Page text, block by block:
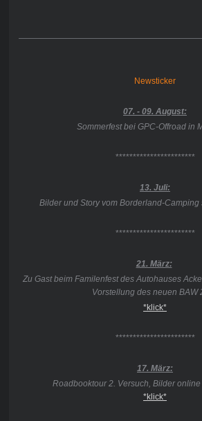
Newsticker
07. - 09. August:
Sommerfest bei GPC-Offroad in
***********************
13. Juli:
Bilder und Story vom Borderland-Camping
***********************
21. März:
Zu Gast beim Familenfest des Autohauses
Vorstellung des neuen BAW
*klick*
***********************
17. März:
Roadbooktour 2. Versuch, Bilder
*klick*